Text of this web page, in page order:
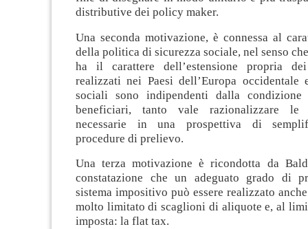
distributive dei policy maker.
Una seconda motivazione, è connessa al
della politica di sicurezza sociale, nel senso
ha il carattere dell’estensione propria
realizzati nei Paesi dell’Europa occidentale
sociali sono indipendenti dalla condizione
beneficiari, tanto vale razionalizzare le
necessarie in una prospettiva di
procedure di prelievo.
Una terza motivazione è ricondotta da
constatazione che un adeguato grado di
sistema impositivo può essere realizzato
molto limitato di scaglioni di aliquote e, al
imposta: la flat tax.